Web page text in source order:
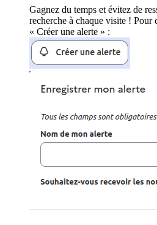
Gagnez du temps et évitez de
recherche à chaque visite ! Pour
« Créer une alerte » :